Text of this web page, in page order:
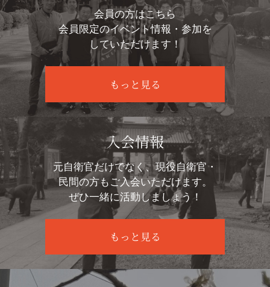
会員の方はこちら
会員限定のイベント情報・参加を
していただけます！
もっと見る
入会情報
元自衛官だけでなく、現役自衛官・
民間の方もご入会いただけます。
ぜひ一緒に活動しましょう！
もっと見る